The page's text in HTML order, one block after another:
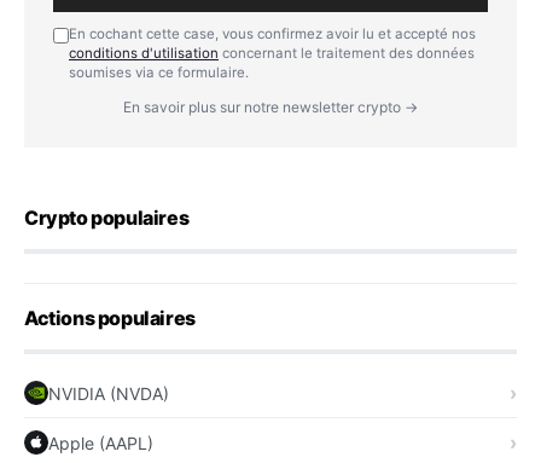
En cochant cette case, vous confirmez avoir lu et accepté nos
conditions d'utilisation concernant le traitement des données
soumises via ce formulaire.
En savoir plus sur notre newsletter crypto →
Crypto populaires
Actions populaires
NVIDIA (NVDA)
Apple (AAPL)